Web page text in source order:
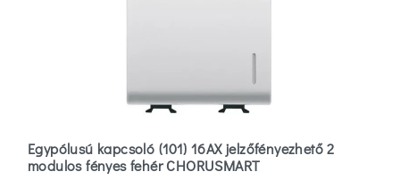
Egypólusú kapcsoló (101) 16AX jelzőfényezhető 2
modulos fényes fehér CHORUSMART